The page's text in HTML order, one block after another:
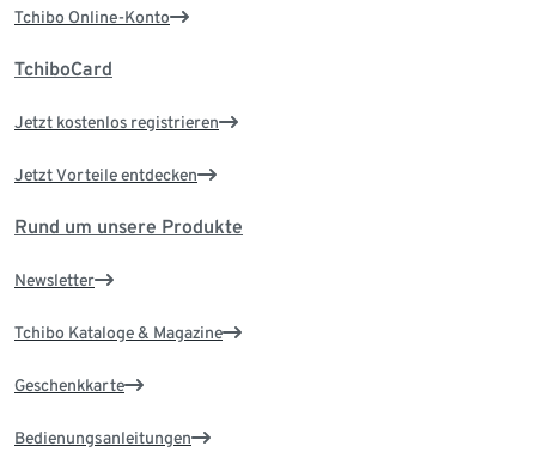
Tchibo Online-Konto
TchiboCard
Jetzt kostenlos registrieren
Jetzt Vorteile entdecken
Rund um unsere Produkte
Newsletter
Tchibo Kataloge & Magazine
Geschenkkarte
Bedienungsanleitungen